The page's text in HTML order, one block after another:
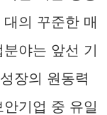
의 꾸준한 매
야는 앞선 기
장의 원동력
기업 중 유일